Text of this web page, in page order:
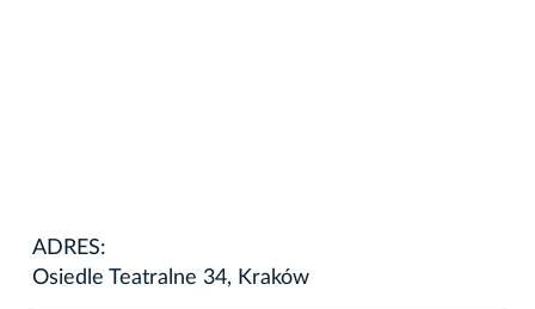
ADRES:
Osiedle Teatralne 34, Kraków